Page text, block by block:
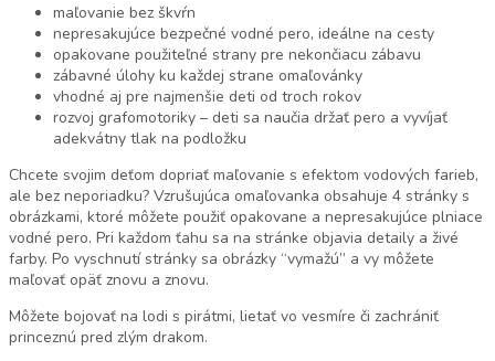
maľovanie bez škvŕn
nepresakujúce bezpečné vodné pero, ideálne na cesty
opakovane použiteľné strany pre nekončiacu zábavu
zábavné úlohy ku každej strane omaľovánky
vhodné aj pre najmenšie deti od troch rokov
rozvoj grafomotoriky – deti sa naučia držať pero a vyvíjať
adekvátny tlak na podložku
Chcete svojim deťom dopriať maľovanie s efektom vodových farieb,
ale bez neporiadku? Vzrušujúca omaľovanka obsahuje 4 stránky s
obrázkami, ktoré môžete použiť opakovane a nepresakujúce plniace
vodné pero. Pri každom ťahu sa na stránke objavia detaily a živé
farby. Po vyschnutí stránky sa obrázky “vymažú” a vy môžete
maľovať opäť znovu a znovu.
Môžete bojovať na lodi s pirátmi, lietať vo vesmíre či zachrániť
princeznú pred zlým drakom.